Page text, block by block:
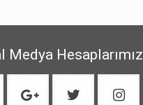
Medya Hesaplarımız